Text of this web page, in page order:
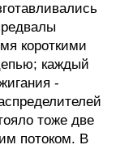
короткими
каждый
-
тоже две
потоком. В